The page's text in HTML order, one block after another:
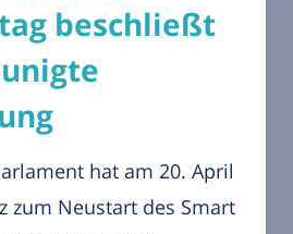
beschließt
hat am 20. April
zum Neustart des Smart